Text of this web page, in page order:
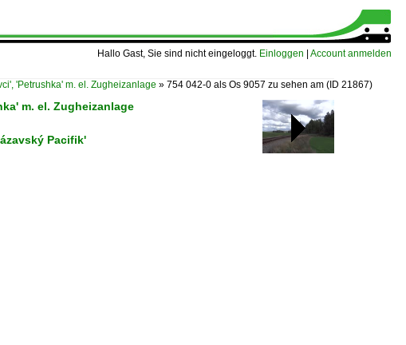
Hallo Gast, Sie sind nicht eingeloggt. Einloggen Account anmelden
'Petrushka' m. el. Zugheizanlage » 754 042-0 als Os 9057 zu sehen am (ID 21867)
m. el. Zugheizanlage
Pacifik'